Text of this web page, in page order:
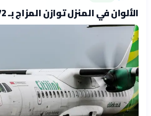
الألوان في المنزل توازن المزاج بـ 72%